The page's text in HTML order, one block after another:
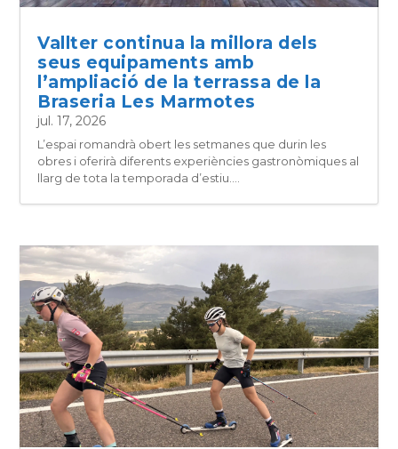
Vallter continua la millora dels
seus equipaments amb
l’ampliació de la terrassa de la
Braseria Les Marmotes
jul. 17, 2026
L’espai romandrà obert les setmanes que durin les
obres i oferirà diferents experiències gastronòmiques al
llarg de tota la temporada d’estiu....